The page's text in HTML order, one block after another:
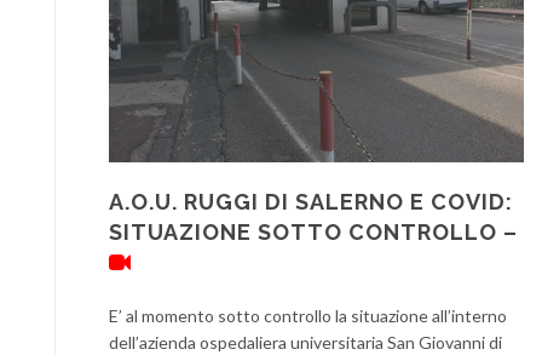
A.O.U. RUGGI DI SALERNO E COVID:
SITUAZIONE SOTTO CONTROLLO –
E’ al momento sotto controllo la situazione all’interno
dell’azienda ospedaliera universitaria San Giovanni di